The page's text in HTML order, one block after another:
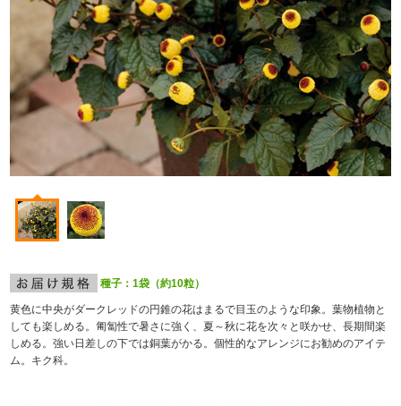
種子：1袋（約10粒）
黄色に中央がダークレッドの円錐の花はまるで目玉のような印象。葉物植物と
しても楽しめる。匍匐性で暑さに強く、夏～秋に花を次々と咲かせ、長期間楽
しめる。強い日差しの下では銅葉がかる。個性的なアレンジにお勧めのアイテ
ム。キク科。